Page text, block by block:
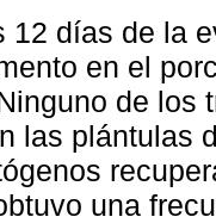
12 días de la
en el
de los
las plántulas
una